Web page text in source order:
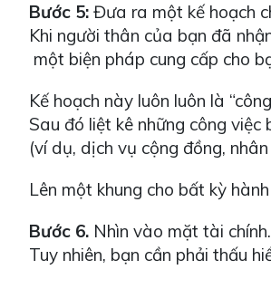
Bước 5: Đưa ra một kế hoạch
Khi người thân của bạn đã
một biện pháp cung cấp cho
Kế hoạch này luôn luôn là
Sau đó liệt kê những công
(ví dụ, dịch vụ cộng đồng,
Lên một khung cho bất kỳ
Bước 6. Nhìn vào mặt tài
Tuy nhiên, bạn cần phải thấu